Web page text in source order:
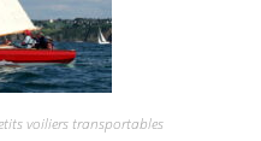
voiliers transportables